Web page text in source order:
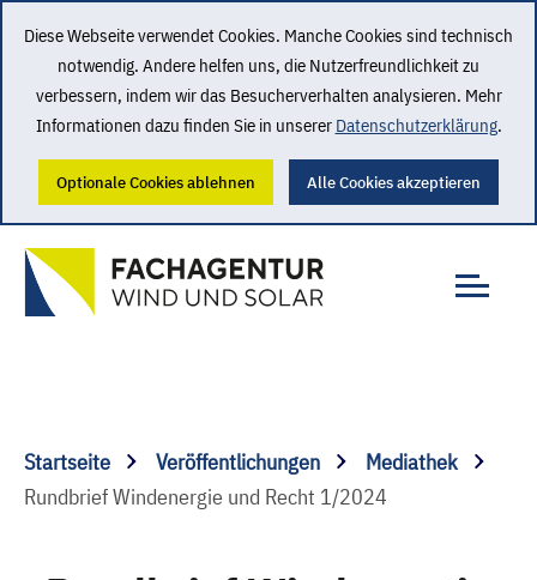
Diese Webseite verwendet Cookies. Manche Cookies sind technisch
notwendig. Andere helfen uns, die Nutzerfreundlichkeit zu
verbessern, indem wir das Besucherverhalten analysieren. Mehr
Informationen dazu finden Sie in unserer Datenschutzerklärung.
Optionale Cookies ablehnen Alle Cookies akzeptieren
Startseite Veröffentlichungen
Mediathek
Rundbrief Windenergie und Recht 1/2024